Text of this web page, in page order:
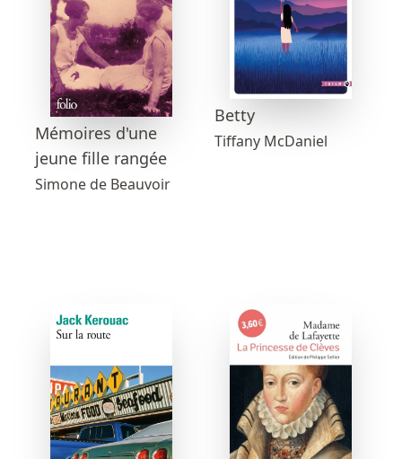
Mémoires d'une
jeune fille rangée
Simone de Beauvoir
Betty
Tiffany McDaniel